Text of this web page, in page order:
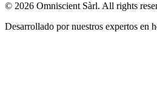
© 2026 Omniscient Sàrl. All rights
Desarrollado por nuestros expertos en